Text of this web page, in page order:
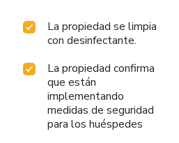
La propiedad se limpia
con desinfectante.
La propiedad confirma
que están
implementando
medidas de seguridad
para los huéspedes